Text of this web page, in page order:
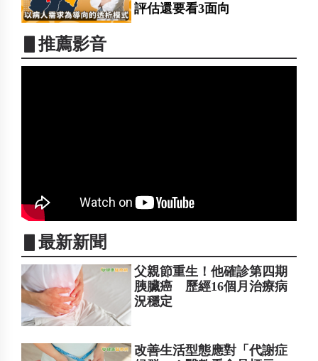
評估還要看3面向
▋推薦影音
▋最新新聞
父親節重生！他確診第四期
胰臟癌 歷經16個月治療病
況穩定
改善生活型態應對「代謝症